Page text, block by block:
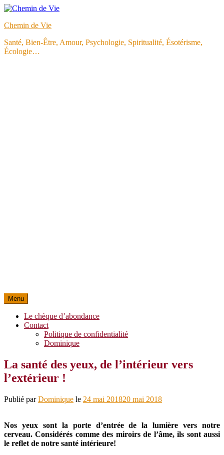
Aller
contenu
Chemin de Vie
Santé, Bien-Être, Amour, Psychologie, Spiritualité, Ésotérisme,
Écologie…
Menu
Le chèque d’abondance
Contact
Politique de confidentialité
Dominique
La santé des yeux, de l’intérieur vers
l’extérieur !
Publié parDominique le 24 mai 201820 mai 2018
Nos yeux sont la porte d’entrée de la lumière vers notre
cerveau. Considérés comme des miroirs de l’âme, ils sont aussi
le reflet de notre santé intérieure!